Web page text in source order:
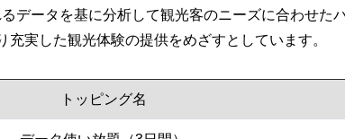
データを基に分析して観光客のニーズに合わせた
充実した観光体験の提供をめざすとしています。
トッピング名